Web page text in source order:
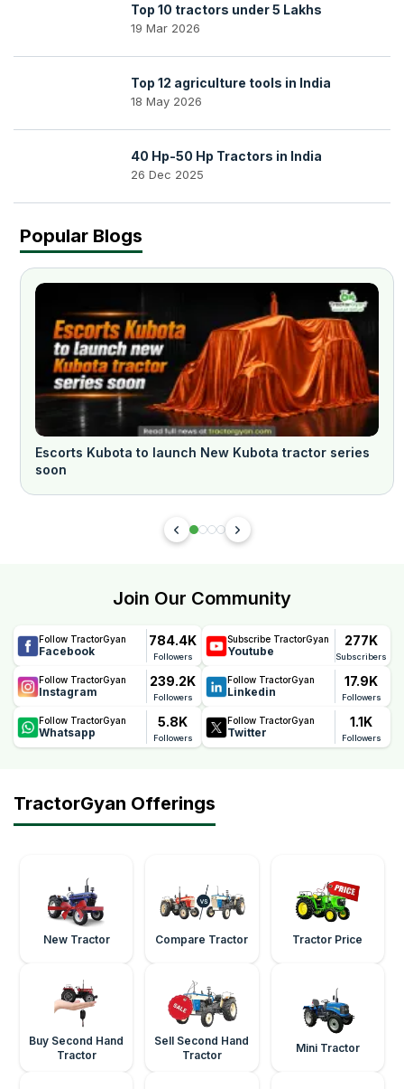
Top 10 tractors under 5 Lakhs
19 Mar 2026
Top 12 agriculture tools in India
18 May 2026
40 Hp-50 Hp Tractors in India
26 Dec 2025
Popular Blogs
Escorts Kubota to launch New Kubota tractor series
soon
Join Our Community
Follow TractorGyan
Facebook
784.4K
Followers
Subscribe TractorGyan
Youtube
277K
Subscribers
Follow TractorGyan
Instagram
239.2K
Followers
Follow TractorGyan
Linkedin
17.9K
Followers
Follow TractorGyan
Whatsapp
5.8K
Followers
Follow TractorGyan
Twitter
1.1K
Followers
TractorGyan Offerings
New Tractor Compare Tractor Tractor Price
Buy Second Hand
Tractor
Sell Second Hand
Tractor
Mini Tractor